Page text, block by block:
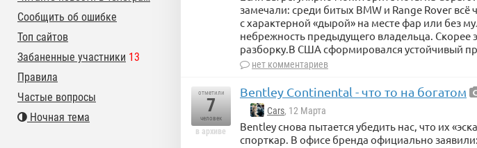
замечали: среди битых BMW и Range Rover
с характерной «дырой» на месте фар или без
небрежность предыдущего владельца. Скорее
разборку.В США сформировался устойчивый
нет комментариев
отметили
7
человек
в архиве
Bentley Continental - что то на богатом
Cars, 12 Марта
Bentley снова пытается убедить нас, что их
спорткар. В офисе бренда официально
Сообщить об ошибке
Топ сайтов
Забаненные участники 13
Правила
Частые вопросы
Ночная тема